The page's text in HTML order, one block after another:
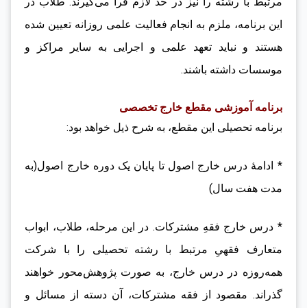
این برنامه، ملزم به انجام فعالیت علمی روزانه تعیین شده
هستند و نباید تعهد علمی و اجرایی به سایر مراکز و
موسسات داشته باشند.
برنامه آموزشی مقطع خارج تخصصی
برنامه تحصیلی این مقطع، به شرح ذیل خواهد بود:
* ادامۀ درس خارج اصول تا پایان یک دوره خارج اصول(به
مدت هفت سال)
* درس خارج فقهِ مشترکات. در این مرحله، طلاب، ابواب
متعارف فقهیِ مرتبط با رشته تحصیلی را با شرکت
همه‌روزه در درس خارج، به صورت پژوهش‌محور خواهند
گذراند. مقصود از فقه مشترکات، آن دسته از مسائل و